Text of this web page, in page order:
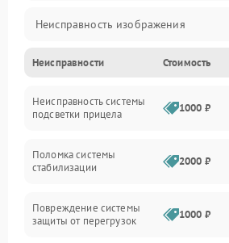
Неисправность изображения
Механические повреждения
Неисправность фокусировки и оптики
Электропитание
Неисправности Стоимость
Неисправность системы
подсветки прицела
1000 ₽
Поломка системы
стабилизации
2000 ₽
Повреждение системы
защиты от перегрузок
1000 ₽